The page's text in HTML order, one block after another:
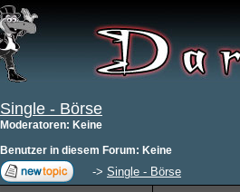
Single - Börse
Moderatoren: Keine
Benutzer in diesem Forum: Keine
-> Single - Börse